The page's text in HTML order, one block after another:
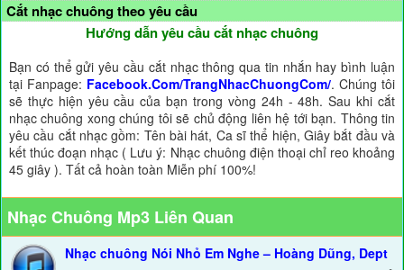
Cắt nhạc chuông theo yêu cầu
Hướng dẫn yêu cầu cắt nhạc chuông
Bạn có thể gửi yêu cầu cắt nhạc thông qua tin nhắn hay bình luận
tại Fanpage: Facebook.Com/TrangNhacChuongCom/. Chúng tôi
sẽ thực hiện yêu cầu của bạn trong vòng 24h - 48h. Sau khi cắt
nhạc chuông xong chúng tôi sẽ chủ động liên hệ tới bạn. Thông tin
yêu cầu cắt nhạc gồm: Tên bài hát, Ca sĩ thể hiện, Giây bắt đầu và
kết thúc đoạn nhạc ( Lưu ý: Nhạc chuông điện thoại chỉ reo khoảng
45 giây ). Tất cả hoàn toàn Miễn phí 100%!
Nhạc Chuông Mp3 Liên Quan
Nhạc chuông Nói Nhỏ Em Nghe – Hoàng Dũng, Dept